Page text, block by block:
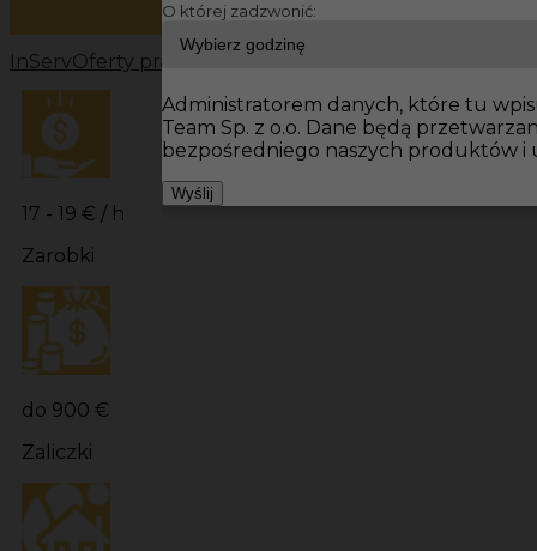
InServOferty pracy Prace wykończeniowe Tiefenbach
17 - 19 € / h
Zarobki
do 900 €
Zaliczki
O której zadzwonić:
Administratorem danych, które tu
Team Sp. z o.o. Dane będą
bezpośredniego naszych produktów i
Wyślij